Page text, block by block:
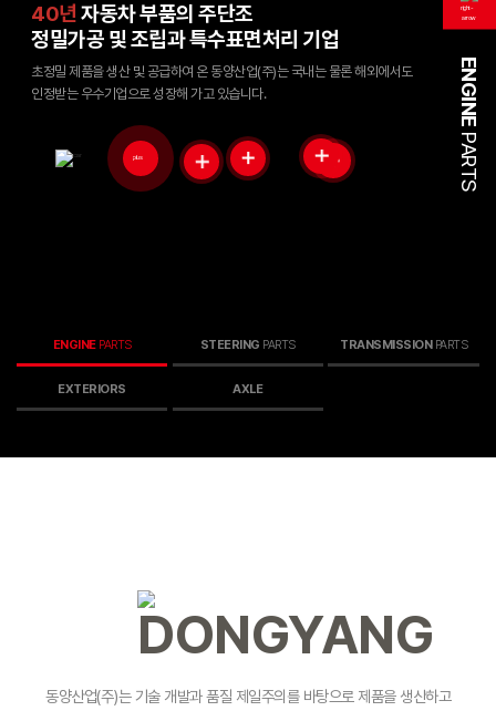
40년자동차 부품의 주단조
정밀가공 및 조립과 특수표면처리 기업
초정밀 제품을 생산 및 공급하여 온 동양산업(주)는 국내는 물론해외에서도
인정받는 우수기업으로 성장해 가고 있습니다.
ENGINE
PARTS
ENGINEPARTS STEERING PARTS TRANSMISSIONPARTS
EXTERIORS AXLE
동양산업(주)는 기술 개발과 품질 제일주의를 바탕으로 제품을 생산하고